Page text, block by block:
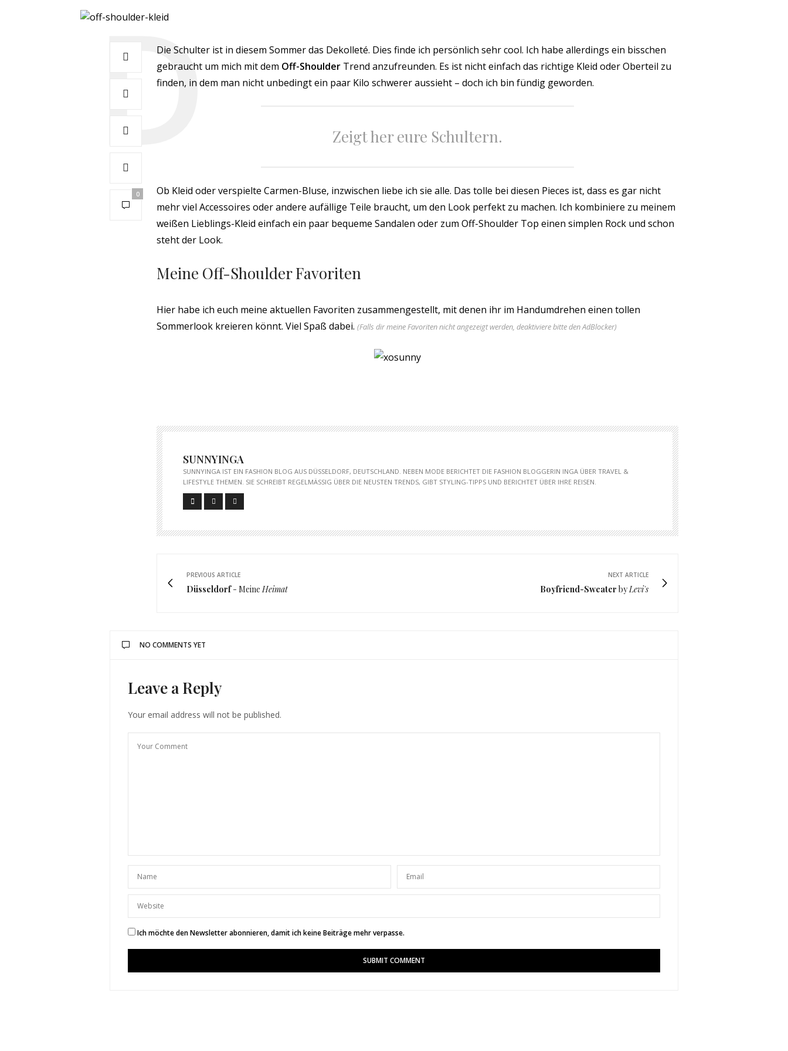
0
Die Schulter ist in diesem Sommer das Dekolleté. Dies finde ich persönlich sehr cool. Ich habe allerdings ein bisschen
gebraucht um mich mit dem Off-Shoulder Trend anzufreunden. Es ist nicht einfach das richtige Kleid oder Oberteil zu
finden, in dem man nicht unbedingt ein paar Kilo schwerer aussieht – doch ich bin fündig geworden.
Zeigt her eure Schultern.
Ob Kleid oder verspielte Carmen-Bluse, inzwischen liebe ich sie alle. Das tolle bei diesen Pieces ist, dass es gar nicht
mehr viel Accessoires oder andere aufällige Teile braucht, um den Look perfekt zu machen. Ich kombiniere zu meinem
weißen Lieblings-Kleid einfach ein paar bequeme Sandalen oder zum Off-Shoulder Top einen simplen Rock und schon
steht der Look.
Meine Off-Shoulder Favoriten
Hier habe ich euch meine aktuellen Favoriten zusammengestellt, mit denen ihr im Handumdrehen einen tollen
Sommerlook kreieren könnt. Viel Spaß dabei. (Falls dir meine Favoriten nicht angezeigt werden, deaktiviere bitte den AdBlocker)
SUNNYINGA
SUNNYINGA IST EIN FASHION BLOG AUS DÜSSELDORF, DEUTSCHLAND. NEBEN MODE BERICHTET DIE FASHION BLOGGERIN INGA ÜBER TRAVEL &
LIFESTYLE THEMEN. SIE SCHREIBT REGELMÄSSIG ÜBER DIE NEUSTEN TRENDS, GIBT STYLING-TIPPS UND BERICHTET ÜBER IHRE REISEN.
PREVIOUS ARTICLE
Düsseldorf- Meine Heimat
NEXT ARTICLE
Boyfriend-Sweater byLevi's
NO COMMENTS YET
Leave a Reply
Your email address will not be published.
Ich möchte den Newsletter abonnieren, damit ich keine Beiträge mehr verpasse.